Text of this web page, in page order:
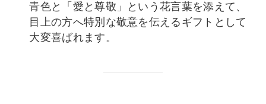
青色と「愛と尊敬」という花言葉を添えて、
目上の方へ特別な敬意を伝えるギフトとして
大変喜ばれます。